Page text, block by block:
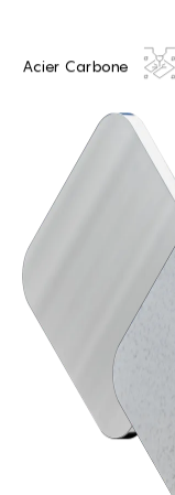
Acier Carbone